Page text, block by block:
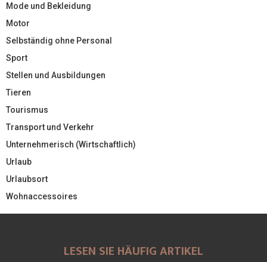
Mode und Bekleidung
Motor
Selbständig ohne Personal
Sport
Stellen und Ausbildungen
Tieren
Tourismus
Transport und Verkehr
Unternehmerisch (Wirtschaftlich)
Urlaub
Urlaubsort
Wohnaccessoires
LESEN SIE HÄUFIG ARTIKEL